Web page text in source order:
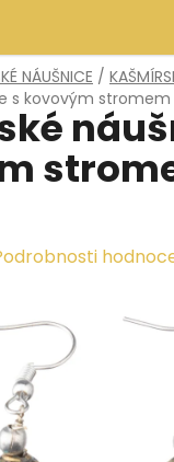
NÁUŠNICE /
s kovovým